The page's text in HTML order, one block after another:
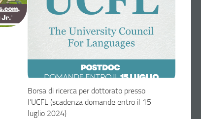
Borsa di ricerca per dottorato presso
l’UCFL (scadenza domande entro il 15
luglio 2024)